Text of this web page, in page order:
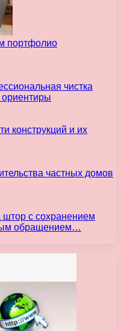
портфолио
чистка
ориентиры
конструкций и их
частных домов
штор с сохранением
обращением…